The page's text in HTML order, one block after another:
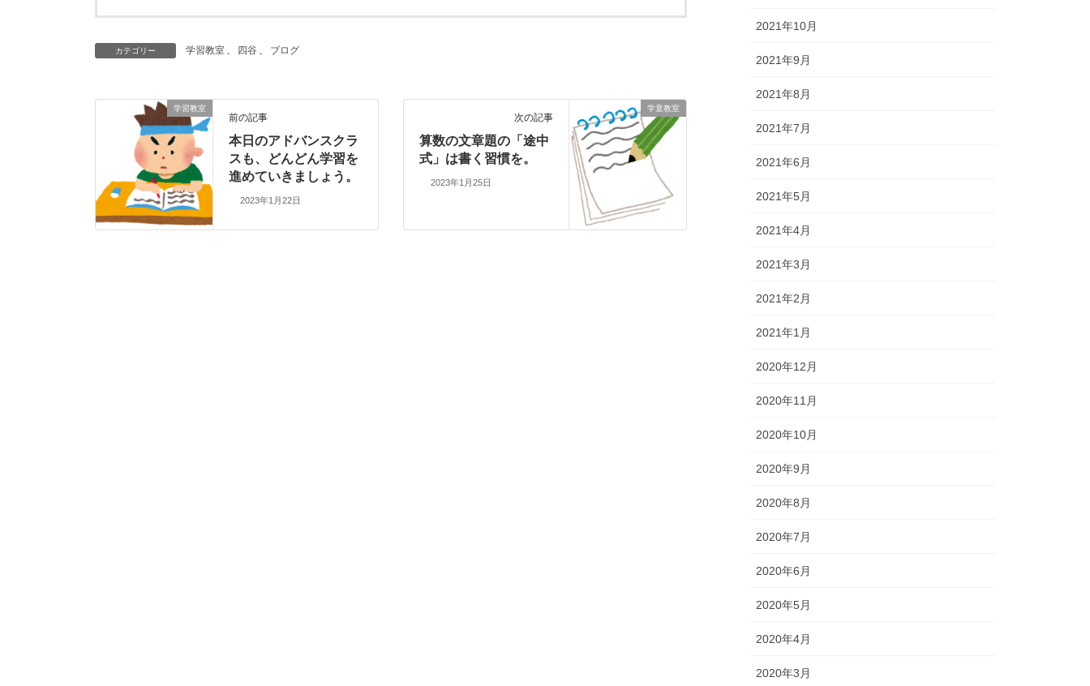
カテゴリー 学習教室 、 四谷 、 ブログ
学習教室
前の記事
本日のアドバンスクラ
スも、どんどん学習を
進めていきましょう。
2023年1月22日
学童教室
次の記事
算数の文章題の「途中
式」は書く習慣を。
2023年1月25日
2021年10月
2021年9月
2021年8月
2021年7月
2021年6月
2021年5月
2021年4月
2021年3月
2021年2月
2021年1月
2020年12月
2020年11月
2020年10月
2020年9月
2020年8月
2020年7月
2020年6月
2020年5月
2020年4月
2020年3月